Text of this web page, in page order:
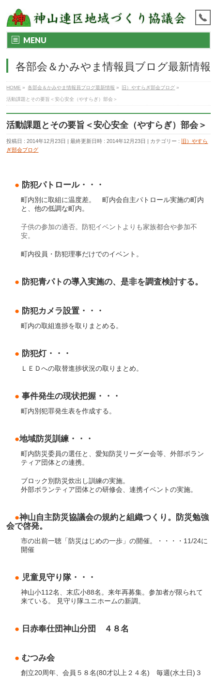
MENU
各部会＆かみやま情報員ブログ最新情報
HOME » 各部会＆かみやま情報員ブログ最新情報 » 旧）やすらぎ部会ブログ »
活動課題とその要旨＜安心安全（やすらぎ）部会＞
活動課題とその要旨＜安心安全（やすらぎ）部会＞
投稿日 : 2014年12月23日 最終更新日時 : 2014年12月23日 カテゴリー :
旧）やすら
ぎ部会ブログ
● 防犯パトロール・・・
町内別に取組に温度差。 町内会自主パトロール実施の町内
と、他の低調な町内。
子供の参加の適否。防犯イベントよりも家族都合や参加不
安。
町内役員・防犯理事だけでのイベント。
● 防犯青パトの導入実施の、是非を調査検討する。
● 防犯カメラ設置・・・
町内の取組進捗を取りまとめる。
● 防犯灯・・・
ＬＥＤへの取替進捗状況の取りまとめ。
● 事件発生の現状把握・・・
町内別犯罪発生表を作成する。
●地域防災訓練・・・
町内防災委員の選任と、愛知防災リーダー会等、外部ボラン
ティア団体との連携。
ブロック別防災炊出し訓練の実施。
外部ボランティア団体との研修会、連携イベントの実施。
●神山自主防災協議会の規約と組織つくり。防災勉強
会で啓発。
市の出前一聴「防災はじめの一歩」の開催。・・・・11/24に
開催
● 児童見守り隊・・・
神山小112名、末広小88名。来年再募集。参加者が限られて
来ている。 見守り隊ユニホームの新調。
● 日赤奉仕団神山分団 ４８名
● むつみ会
創立20周年、会員５８名(80才以上２４名) 毎週(水土日)３